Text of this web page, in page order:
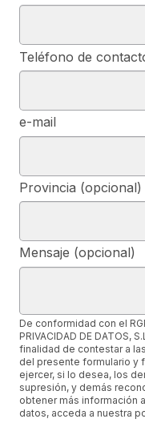
Teléfono de
e-mail
Provincia (opcional)
Mensaje (opcional)
De conformidad con el
PRIVACIDAD DE DATOS,
finalidad de contestar a
del presente formulario y
ejercer, si lo desea, los
supresión, y demás
obtener más información
datos, acceda a nuestra